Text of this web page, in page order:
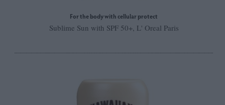
For the body with cellular protect
Sublime Sun with SPF 50+, L' Oreal Paris